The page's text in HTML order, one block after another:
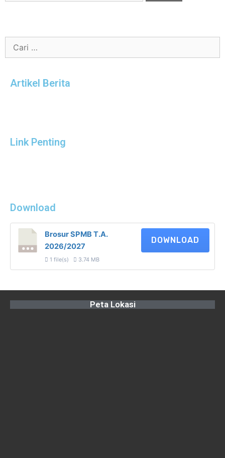
Artikel Berita
Link Penting
Download
Brosur SPMB T.A.
2026/2027
1 file(s) 3.74 MB
DOWNLOAD
Peta Lokasi